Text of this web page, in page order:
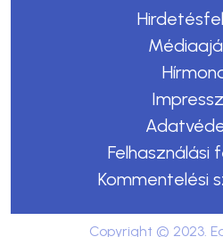
Felhasználási
Kommentelési
Copyright © 2023.